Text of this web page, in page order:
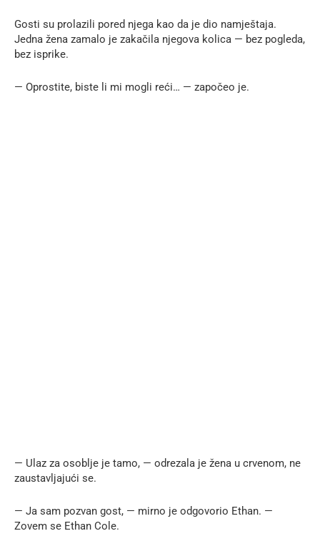
Gosti su prolazili pored njega kao da je dio namještaja.
Jedna žena zamalo je zakačila njegova kolica — bez pogleda,
bez isprike.
— Oprostite, biste li mi mogli reći… — započeo je.
— Ulaz za osoblje je tamo, — odrezala je žena u crvenom, ne
zaustavljajući se.
— Ja sam pozvan gost, — mirno je odgovorio Ethan. —
Zovem se Ethan Cole.